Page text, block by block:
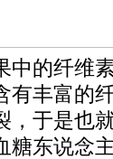
中的纤维
有丰富的
，于是也
糖东说念